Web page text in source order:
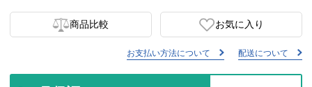
商品比較 お気に入り
お支払い方法について 配送について